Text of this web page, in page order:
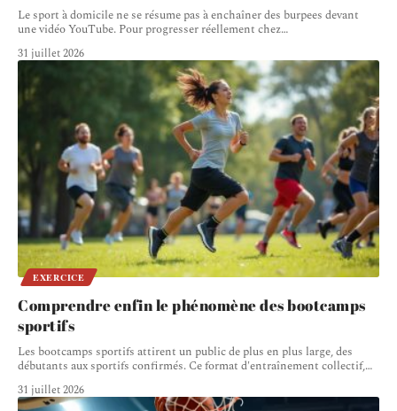
Le sport à domicile ne se résume pas à enchaîner des burpees devant
une vidéo YouTube. Pour progresser réellement chez…
31 juillet 2026
EXERCICE
Comprendre enfin le phénomène des bootcamps
sportifs
Les bootcamps sportifs attirent un public de plus en plus large, des
débutants aux sportifs confirmés. Ce format d'entraînement collectif,…
31 juillet 2026